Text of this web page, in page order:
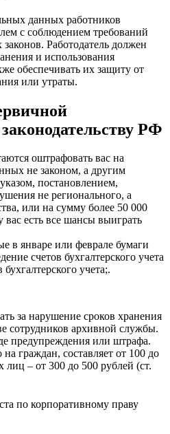
данных работников
с соблюдением требований
Работодатель должен
и использования
обеспечивать их защиту от
или утраты.
РФ
оштрафовать вас на
не законом, а другим
поста­новлением,
не регионального, а
или на сумму более 50 000
вас есть все шансы выиграть
в январе или феврале бумаги
счетов бухгалтерского учета
учета;.
за нарушение сроков хранения
сотрудников архивной службы.
предупреждения или штрафа.
граждан, составляет от 100 до
– от 300 до 500 рублей (ст.
по корпоративному праву